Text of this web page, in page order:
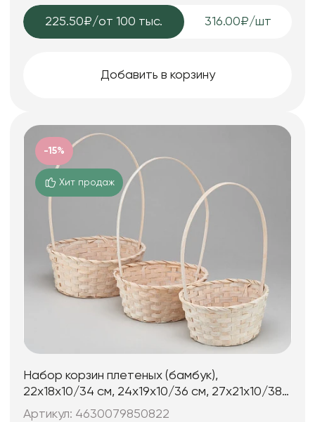
225.50₽/от 100 тыс. 316.00₽/шт
Добавить в корзину
-15%
Хит продаж
Набор корзин плетеных (бамбук),
22х18х10/34 см, 24х19х10/36 см, 27х21х10/38
см, 3 шт., белый
Артикул: 4630079850822